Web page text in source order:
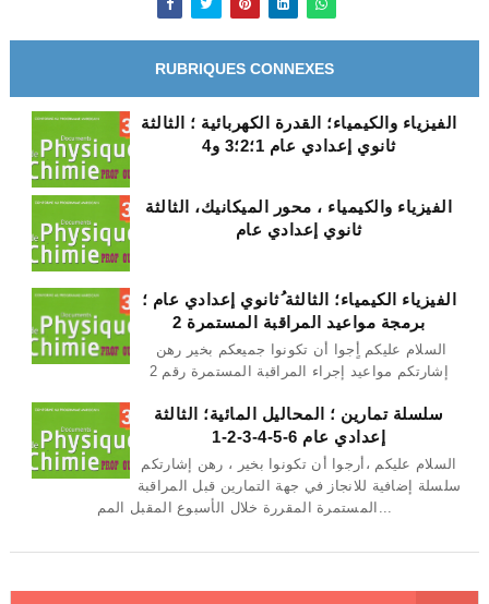
RUBRIQUES CONNEXES
الفيزياء والكيمياء؛ القدرة الكهربائية ؛ الثالثة
ثانوي إعدادي عام 1؛2؛3 و4
الفيزياء والكيمياء ، محور الميكانيك، الثالثة
ثانوي إعدادي عام
الفيزياء الكيمياء؛ الثالثة ُثانوي إعدادي عام ؛
برمجة مواعيد المراقبة المستمرة 2
إشارتكم مواعيد إجراء المراقبة المستمرة رقم 2
سلسلة تمارين ؛ المحاليل المائية؛ الثالثة
إعدادي عام 6-5-4-3-2-1
السلام عليكم ،أرجوا أن تكونوا بخير ، رهن إشارتكم
سلسلة إضافية للانجاز في جهة التمارين قبل المراقبة
المستمرة المقررة خلال الأسبوع المقبل المم...